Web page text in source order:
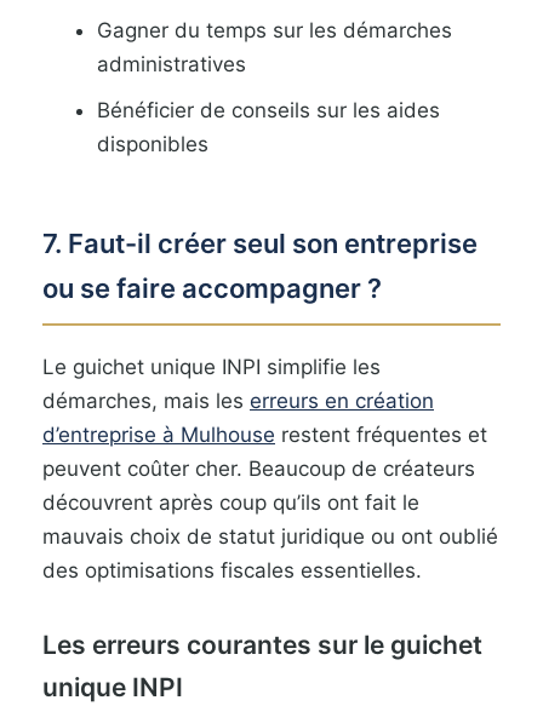
Gagner du temps sur les démarches
administratives
Bénéficier de conseils sur les aides
disponibles
7. Faut-il créer seul son entreprise
ou se faire accompagner ?
Le guichet unique INPI simplifie les
démarches, mais les erreurs en création
d’entreprise à Mulhouse restent fréquentes et
peuvent coûter cher. Beaucoup de créateurs
découvrent après coup qu’ils ont fait le
mauvais choix de statut juridique ou ont oublié
des optimisations fiscales essentielles.
Les erreurs courantes sur le guichet
unique INPI